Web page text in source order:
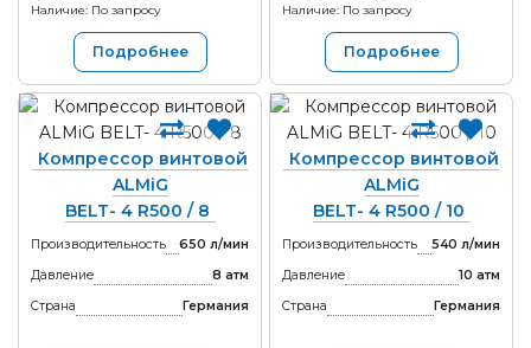
Наличие: По запросу
Подробнее
Наличие: По запросу
Подробнее
Компрессор винтовой
ALMiG
BELT- 4 R500 / 8
Производительность
650 л/мин
Давление
8 атм
Страна
Германия
Компрессор винтовой
ALMiG
BELT- 4 R500 / 10
Производительность
540 л/мин
Давление
10 атм
Страна
Германия